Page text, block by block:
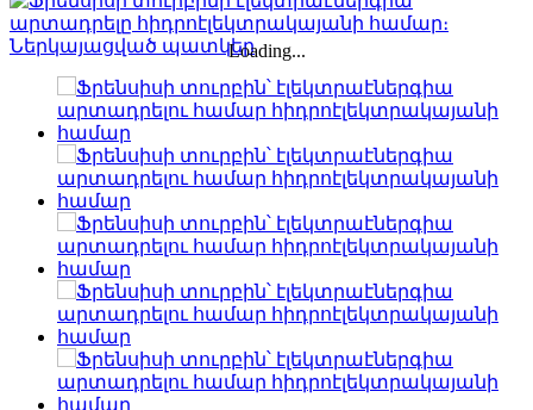
Loading...